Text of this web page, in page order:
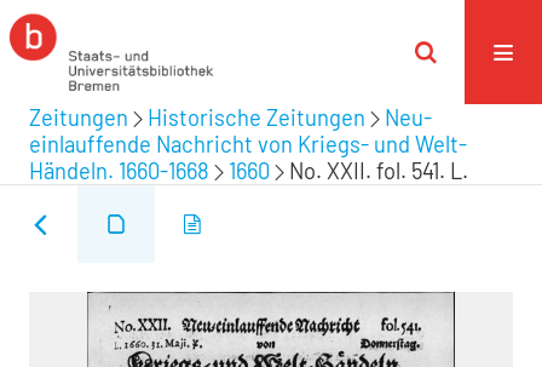
Zeitungen Historische Zeitungen
Neu-
einlauffende Nachricht von Kriegs- und Welt-
Händeln. 1660-1668
1660 No. XXII. fol. 541. L.